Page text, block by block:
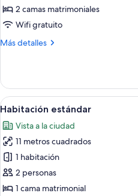
2 camas matrimoniales
Wifi gratuito
Más detalles
Más
Abrir
todas
las
fotos
de
Habitación
estándar
7
Habitación estándar
Vista a la ciudad
11 metros cuadrados
1 habitación
2 personas
1 cama matrimonial